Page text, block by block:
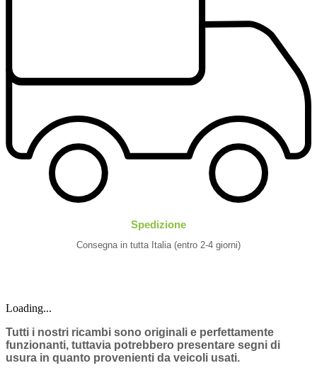
Spedizione
Consegna in tutta Italia (entro 2-4 giorni)
Loading...
Tutti i nostri ricambi sono originali e perfettamente
funzionanti, tuttavia potrebbero presentare segni di
usura in quanto provenienti da veicoli usati.